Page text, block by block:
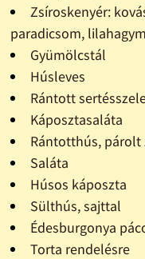
Zsíroskenyér:
paradicsom,
Gyümölcstál
Húsleves
Rántott
Káposztasaláta
Rántotthús, párolt
Saláta
Húsos káposzta
Sülthús, sajttal
Édesburgonya
Torta rendelésre